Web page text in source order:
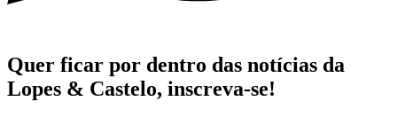
Quer ficar por dentro das notícias da
Lopes & Castelo, inscreva-se!